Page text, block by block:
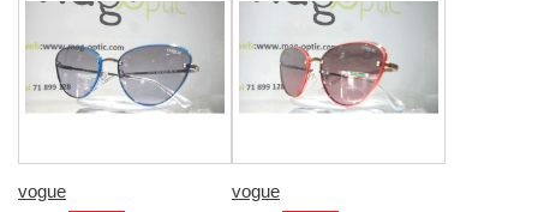
vogue vogue